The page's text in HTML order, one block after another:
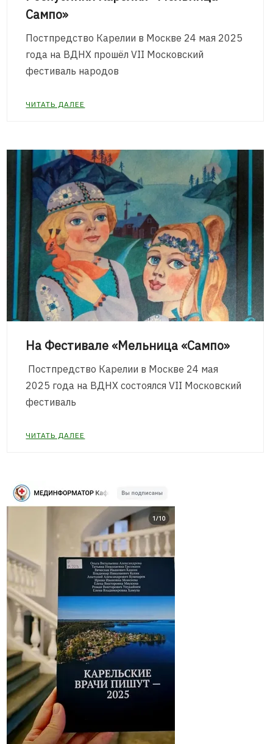
Сампо»
Постпредство Карелии в Москве 24 мая 2025
года на ВДНХ прошёл VII Московский
фестиваль народов
ЧИТАТЬ ДАЛЕЕ
На Фестивале «Мельница «Сампо»
Постпредство Карелии в Москве 24 мая
2025 года на ВДНХ состоялся VII Московский
фестиваль
ЧИТАТЬ ДАЛЕЕ